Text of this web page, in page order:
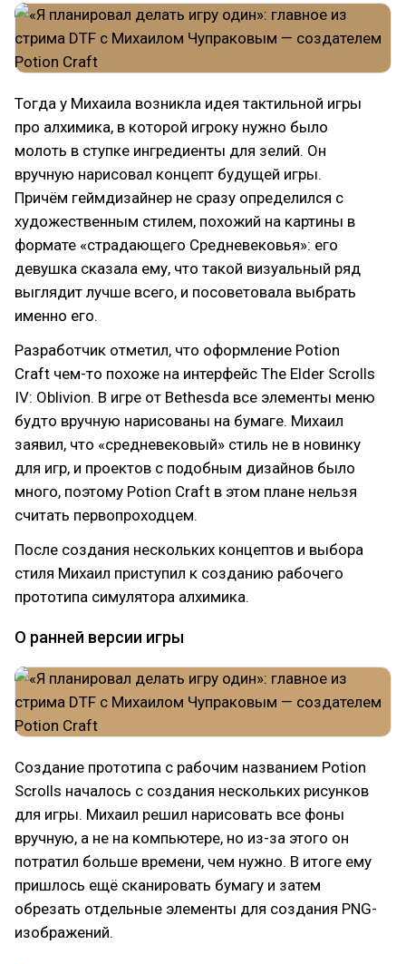
Тогда у Михаила возникла идея тактильной игры
про алхимика, в которой игроку нужно было
молоть в ступке ингредиенты для зелий. Он
вручную нарисовал концепт будущей игры.
Причём геймдизайнер не сразу определился с
художественным стилем, похожий на картины в
формате «страдающего Средневековья»: его
девушка сказала ему, что такой визуальный ряд
выглядит лучше всего, и посоветовала выбрать
именно его.
Разработчик отметил, что оформление Potion
Craft чем-то похоже на интерфейс The Elder Scrolls
IV: Oblivion. В игре от Bethesda все элементы меню
будто вручную нарисованы на бумаге. Михаил
заявил, что «средневековый» стиль не в новинку
для игр, и проектов с подобным дизайнов было
много, поэтому Potion Craft в этом плане нельзя
считать первопроходцем.
После создания нескольких концептов и выбора
стиля Михаил приступил к созданию рабочего
прототипа симулятора алхимика.
О ранней версии игры
Создание прототипа с рабочим названием Potion
Scrolls началось с создания нескольких рисунков
для игры. Михаил решил нарисовать все фоны
вручную, а не на компьютере, но из-за этого он
потратил больше времени, чем нужно. В итоге ему
пришлось ещё сканировать бумагу и затем
обрезать отдельные элементы для создания PNG-
изображений.